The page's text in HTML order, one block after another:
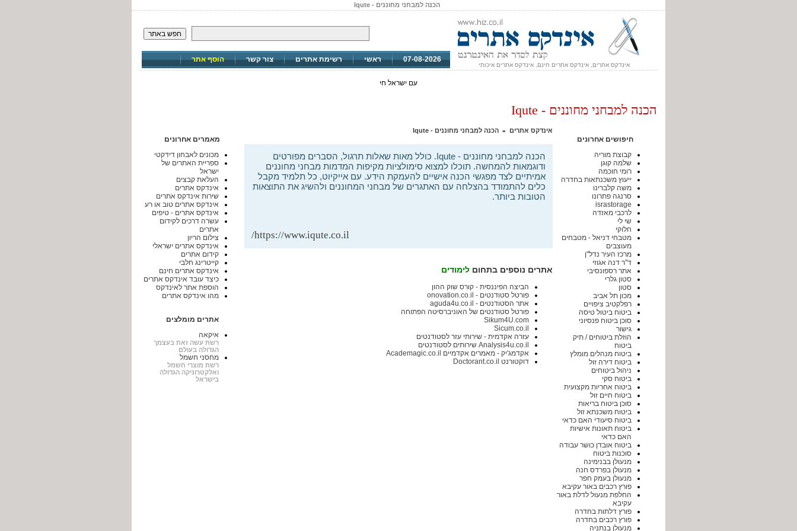
הכנה למבחני מחוננים - Iqute
אינדקס אתרים, אינדקס אתרים חינם, אינדקס אתרים איכותי
חפש באתר
07-08-2026 ראשי רשימת אתרים צור קשר הוסף אתר
עם ישראל חי
הכנה למבחני מחוננים - Iqute
חיפושים אחרונים
קבוצת מוריה
שלמה קוגן
רומי חוכמה
ייעוץ משכנתאות בחדרה
משה קלברינו
סרנגה פתרונו
israstorage
לרכבי מאזדה
שי לי
חלוקי
מטבחי דניאל - מטבחים
מעוצבים
מרכז העיר נדל"ן
ד"ר דנה אגוזי
אתר רספונסיבי
סטון גלרי
סטון
מכון תל אביב
רפלקטיב ציפויים
ביטוח ביטול טיסה
סוכן ביטוח פנסיוני
גישור
הוזלת ביטוחים / תיק
ביטוח
ביטוח מנהלים מומלץ
ביטוח דירה זול
ניהול ביטוחים
ביטוח סקי
ביטוח אחריות מקצועית
ביטוח חיים זול
סוכן ביטוח בריאות
ביטוח משכנתא זול
ביטוח סיעודי האם כדאי
ביטוח תאונות אישיות
האם כדאי
ביטוח אובדן כושר עבודה
סוכנות ביטוח
מנעולן בבנימינה
מנעולן בפרדס חנה
מנעולן בעמק חפר
פורץ רכבים באור עקיבא
החלפת מנעול לדלת באור
עקיבא
פורץ דלתות בחדרה
פורץ רכבים בחדרה
מנעולן בנתניה
אינדקס אתרים » הכנה למבחני מחוננים - Iqute
הכנה למבחני מחוננים - Iqute. כולל מאות שאלות תרגול, הסברים מפורטים
ודוגמאות להמחשה. תוכלו למצוא סימולציות מקיפות המדמות מבחני מחוננים
אמיתיים לצד מפגשי הכנה אישיים להעמקת הידע. עם אייקיוט, כל תלמיד מקבל
כלים להתמודד בהצלחה עם האתגרים של מבחני המחוננים ולהשיג את התוצאות
הטובות ביותר.
https://www.iqute.co.il/
אתרים נוספים בתחום לימודים
הביצה הפיננסית - קורס שוק ההון
פורטל סטודנטים - onovation.co.il
אתר הסטודנטים - aguda4u.co.il
פורטל סטודנטים של האוניברסיטה הפתוחה
Sikum4U.com
Sicum.co.il
עזרה אקדמית - שירותי עזר לסטודנטים
Analysis4u.co.il שירותים לסטודנטים
אקדמג'יק - מאמרים אקדמיים Academagic.co.il
דוקטורנט Doctorant.co.il
מאמרים אחרונים
מכונים לאבחון דידקטי
ספריית האתרים של
ישראל
העלאת קבצים
אינדקס אתרים
שירות אינדקס אתרים
אינדקס אתרים טוב או רע
אינדקס אתרים - טיפים
עשרה דרכים לקידום
אתרים
צילום הריון
אינדקס אתרים ישראלי
קידום אתרים
קייטרינג חלבי
אינדקס אתרים חינם
כיצד עובד אינדקס אתרים
הוספת אתר לאינדקס
מהו אינדקס אתרים
אתרים מומלצים
איקאה
רשת עשה זאת בעצמך
הגדולה בעולם
מחסני חשמל
רשת מוצרי חשמל
ואלקטרוניקה הגדולה
בישראל